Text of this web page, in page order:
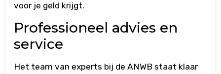
voor je geld krijgt.
Professioneel advies en
service
Het team van experts bij de ANWB staat klaar